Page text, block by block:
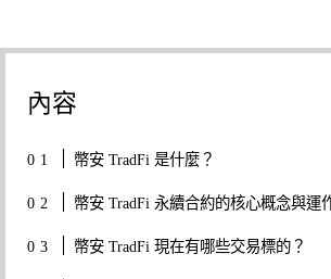
內容
幣安 TradFi 是什麼？
幣安 TradFi 永續合約的核心概念與運
幣安 TradFi 現在有哪些交易標的？